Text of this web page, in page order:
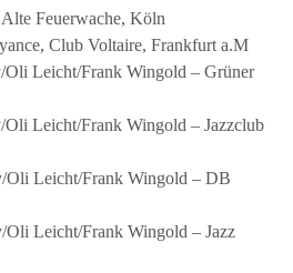
Feuerwache, Köln
Club Voltaire, Frankfurt a.M
Leicht/Frank Wingold – Grüner
Leicht/Frank Wingold – Jazzclub
Oli Leicht/Frank Wingold – DB
Leicht/Frank Wingold – Jazz